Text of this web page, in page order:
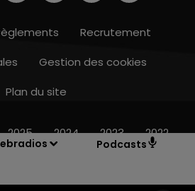
Podcasts
Recrutement
Gestion des cookies
Plan du site
2025 2024 2023 2022